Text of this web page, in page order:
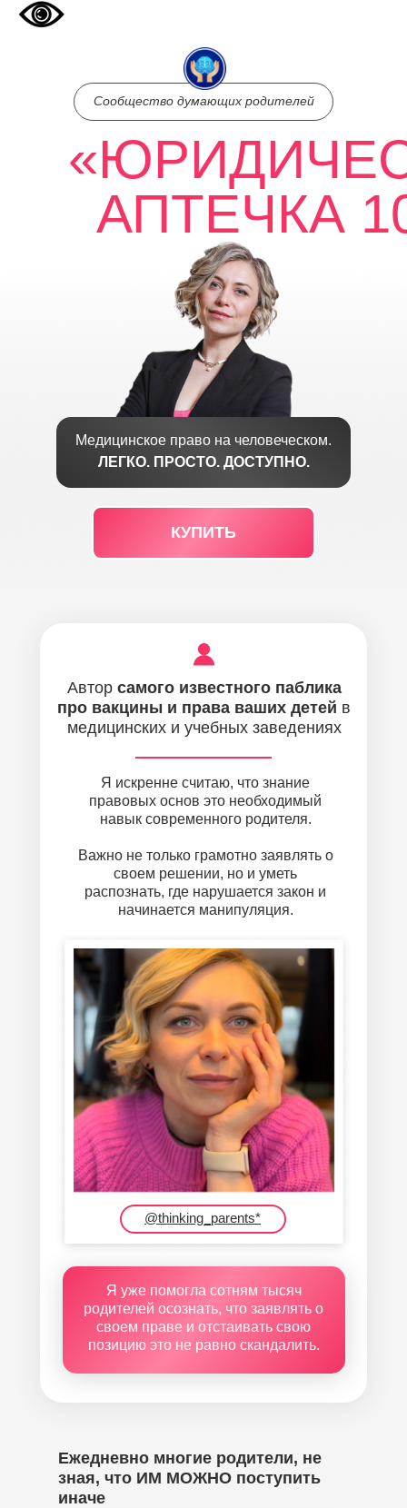
АПТЕЧКА
Сообщество думающих родителей
КУПИТЬ
Медицинское право на человеческом.
ЛЕГКО. ПРОСТО. ДОСТУПНО.
Автор самого известного паблика
про вакцины и права ваших детей в
медицинских и учебных заведениях
Я искренне считаю, что знание
правовых основ это необходимый
навык современного родителя.
Важно не только грамотно заявлять о
своем решении, но и уметь
распознать, где нарушается закон и
начинается манипуляция.
Я уже помогла сотням тысяч
родителей осознать, что заявлять о
своем праве и отстаивать свою
позицию это не равно скандалить.
@thinking_parents*
Ежедневно многие родители, не
зная, что ИМ МОЖНО поступить
иначе